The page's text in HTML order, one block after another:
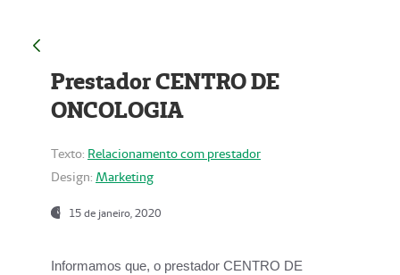
Prestador CENTRO DE
ONCOLOGIA
Texto: Relacionamento com prestador
Design: Marketing
15 de janeiro, 2020
Informamos que, o prestador CENTRO DE